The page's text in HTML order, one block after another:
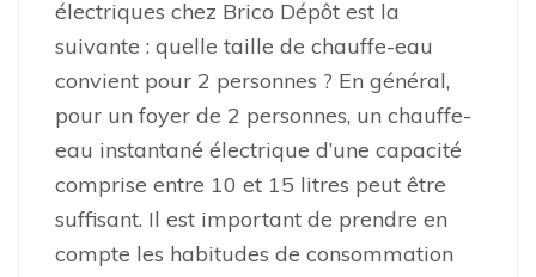
électriques chez Brico Dépôt est la
suivante : quelle taille de chauffe-eau
convient pour 2 personnes ? En général,
pour un foyer de 2 personnes, un chauffe-
eau instantané électrique d’une capacité
comprise entre 10 et 15 litres peut être
suffisant. Il est important de prendre en
compte les habitudes de consommation